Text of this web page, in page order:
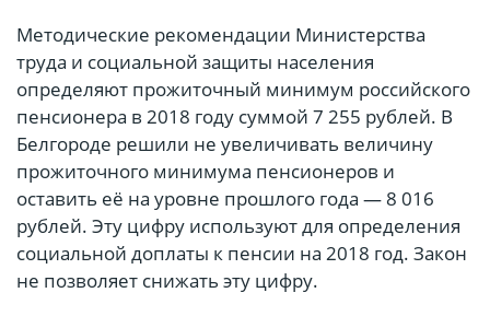
Методические рекомендации Министерства
труда и социальной защиты населения
определяют прожиточный минимум российского
пенсионера в 2018 году суммой 7 255 рублей. В
Белгороде решили не увеличивать величину
прожиточного минимума пенсионеров и
оставить её на уровне прошлого года — 8 016
рублей. Эту цифру используют для определения
социальной доплаты к пенсии на 2018 год. Закон
не позволяет снижать эту цифру.